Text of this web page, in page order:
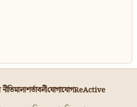
শর্তাবলীযোগাযোগReActive